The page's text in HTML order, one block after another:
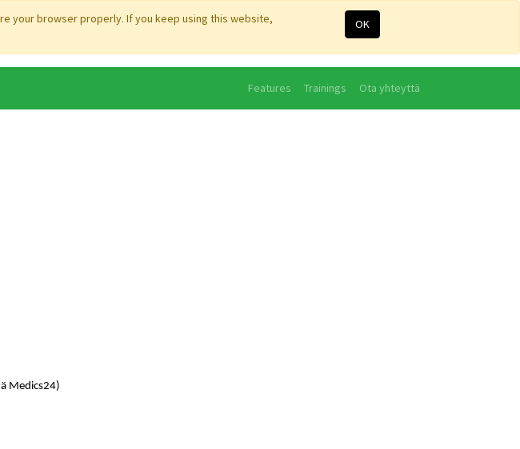
your browser properly. If you keep using this website,
OK
Features Trainings Ota yhteyttä
Medics24)